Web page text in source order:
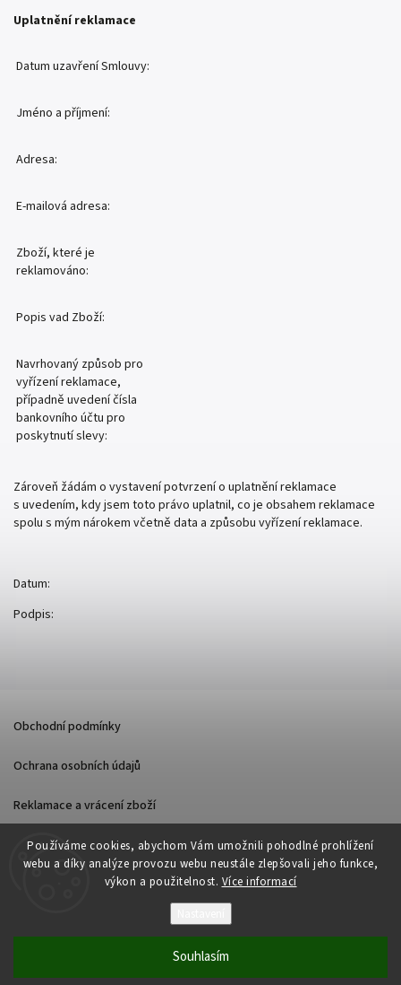
Používáme cookies, abychom Vám umožnili pohodlné prohlížení
webu a díky analýze provozu webu neustále zlepšovali jeho funkce,
výkon a použitelnost. Více informací
Souhlasím
Uplatnění reklamace
Datum uzavření Smlouvy:
Jméno a příjmení:
Adresa:
E-mailová adresa:
Zboží, které je
reklamováno:
Popis vad Zboží:
Navrhovaný způsob pro
vyřízení reklamace,
případně uvedení čísla
bankovního účtu pro
poskytnutí slevy:
Zároveň žádám o vystavení potvrzení o uplatnění reklamace
s uvedením, kdy jsem toto právo uplatnil, co je obsahem reklamace
spolu s mým nárokem včetně data a způsobu vyřízení reklamace.
Datum:
Podpis:
Obchodní podmínky
Ochrana osobních údajů
Reklamace a vrácení zboží
Copyright 2026PON PLANET. Všechna práva vyhrazena.
Shoptet| Design